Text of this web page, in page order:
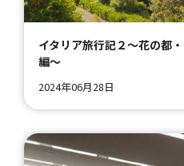
イタリア旅行記２～花の都
編～
2024年06月28日